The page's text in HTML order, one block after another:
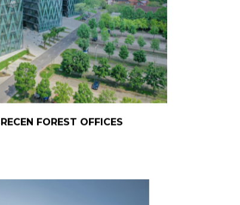
FOREST OFFICES